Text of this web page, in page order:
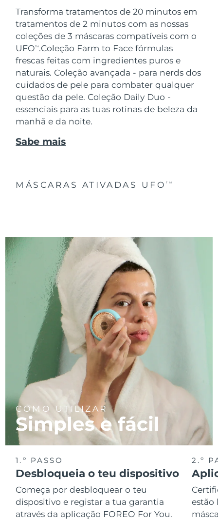
Transforma tratamentos de 20 minutos em
tratamentos de 2 minutos com as nossas
coleções de 3 máscaras compatíveis com o
UFOTM.Coleção Farm to Face fórmulas
frescas feitas com ingredientes puros e
naturais. Coleção avançada - para nerds dos
cuidados de pele para combater qualquer
questão da pele. Coleção Daily Duo -
essenciais para as tuas rotinas de beleza da
manhã e da noite.
Sabe mais
MÁSCARAS ATIVADAS UFOTM
COMO UTILIZAR
Simples e fácil
1.º PASSO
Desbloqueia o teu dispositivo
Começa por desbloquear o teu
dispositivo e registar a tua garantia
através da aplicação FOREO For You.
2.º
estão